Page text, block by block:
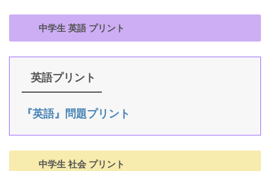
中学生 英語 プリント
英語プリント
『英語』問題プリント
中学生 社会 プリント